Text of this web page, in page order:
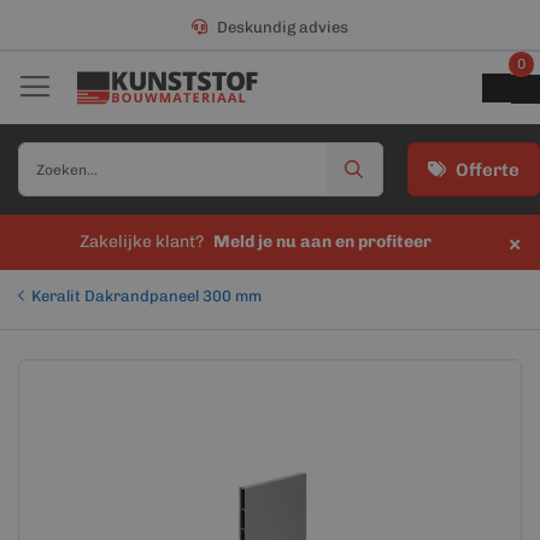
Deskundig advies
Offerte
0
Zakelijke klant? Meld je nu aan en profiteer ×
Keralit Dakrandpaneel 300 mm